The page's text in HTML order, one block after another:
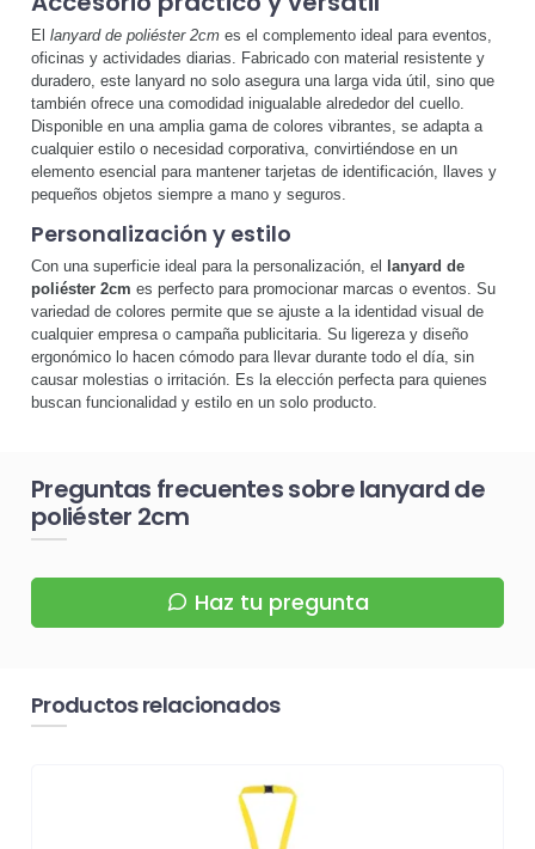
El lanyard de poliéster 2cm es el complemento ideal para eventos,
oficinas y actividades diarias. Fabricado con material resistente y
duradero, este lanyard no solo asegura una larga vida útil, sino que
también ofrece una comodidad inigualable alrededor del cuello.
Disponible en una amplia gama de colores vibrantes, se adapta a
cualquier estilo o necesidad corporativa, convirtiéndose en un
elemento esencial para mantener tarjetas de identificación, llaves y
pequeños objetos siempre a mano y seguros.
Personalización y estilo
Con una superficie ideal para la personalización, el lanyard de
poliéster 2cm es perfecto para promocionar marcas o eventos. Su
variedad de colores permite que se ajuste a la identidad visual de
cualquier empresa o campaña publicitaria. Su ligereza y diseño
ergonómico lo hacen cómodo para llevar durante todo el día, sin
causar molestias o irritación. Es la elección perfecta para quienes
buscan funcionalidad y estilo en un solo producto.
Preguntas frecuentes sobre lanyard de
poliéster 2cm
Haz tu pregunta
Productos relacionados